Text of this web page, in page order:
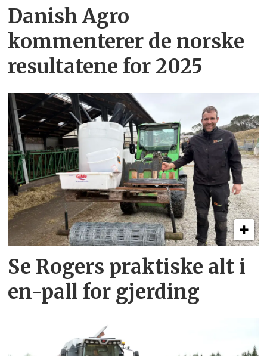
Danish Agro
kommenterer de norske
resultatene for 2025
Se Rogers praktiske alt i
en-pall for gjerding